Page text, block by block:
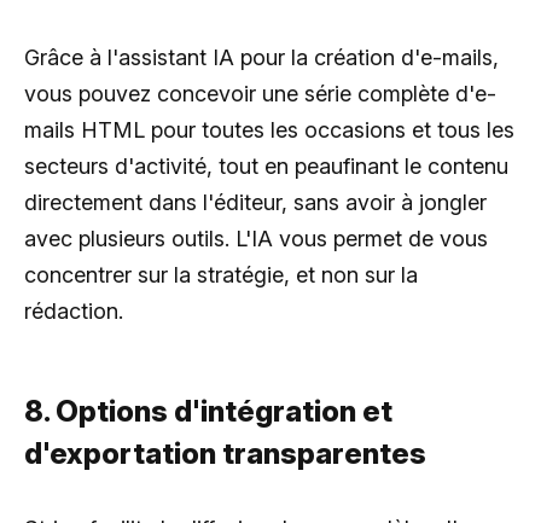
Grâce à l'assistant IA pour la création d'e-mails,
vous pouvez concevoir une série complète d'e-
mails HTML pour toutes les occasions et tous les
secteurs d'activité, tout en peaufinant le contenu
directement dans l'éditeur, sans avoir à jongler
avec plusieurs outils. L'IA vous permet de vous
concentrer sur la stratégie, et non sur la
rédaction.
8. Options d'intégration et
d'exportation transparentes